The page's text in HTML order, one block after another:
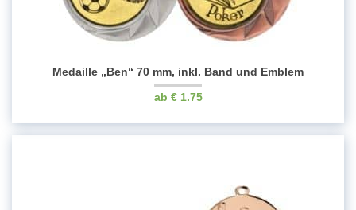
Medaille „Ben“ 70 mm, inkl. Band und Emblem
€1.75